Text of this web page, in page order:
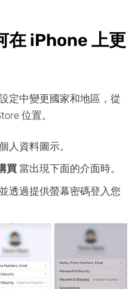
在 iPhone 上更
定中變更國家和地區，從
位置。
人資料圖示。
買當出現下面的介面時。
透過提供螢幕密碼登入您